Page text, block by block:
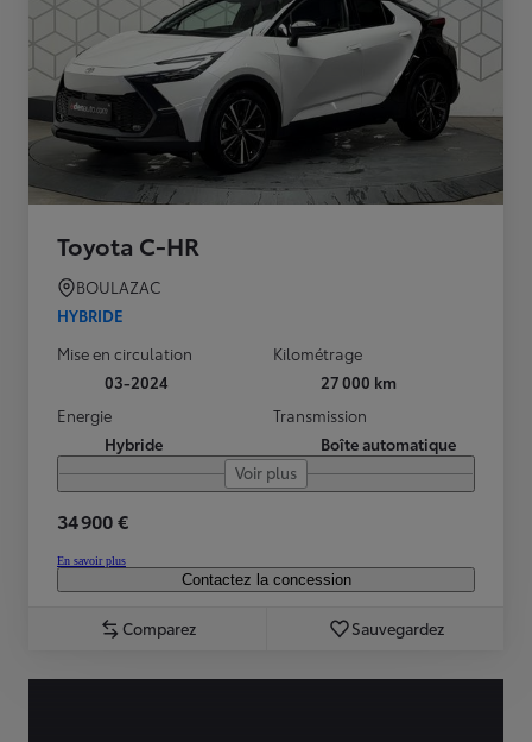
Toyota C-HR
BOULAZAC
HYBRIDE
Mise en circulation
03-2024
Kilométrage
27 000 km
Energie
Hybride
Transmission
Boîte automatique
Voir plus
34 900 €
En savoir plus
Contactez la concession
Comparez Sauvegardez